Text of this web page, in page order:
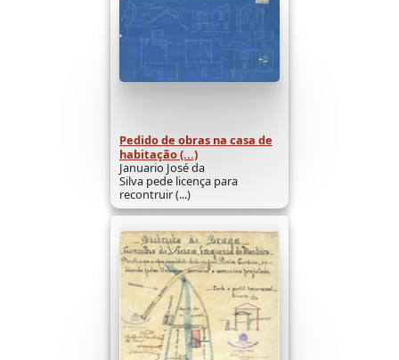
Pedido de obras na casa de
habitação (...)
Januario José da
Silva pede licença para
recontruir (...)